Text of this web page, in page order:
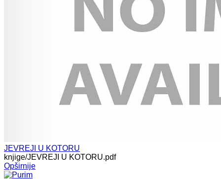
JEVREJI U KOTORU
knjige/JEVREJI U KOTORU.pdf
Opširnije